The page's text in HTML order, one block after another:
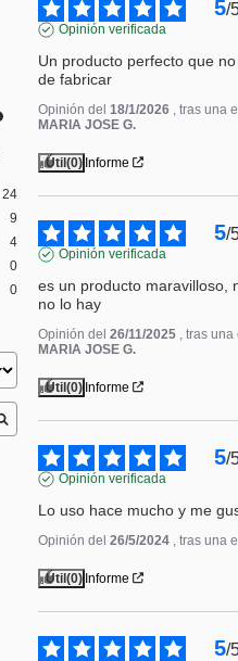
24
9
4
0
0
5/
Opinión verificada
Un producto perfecto que
de fabricar
Opinión del 18/1/2026
, tras una
MARIA JOSE G.
Útil(0) Informe
5/
Opinión verificada
es un producto maravilloso,
no lo hay
Opinión del26/11/2025
, tras
MARIA JOSE G.
Útil(0) Informe
5/
Opinión verificada
Lo uso hace mucho y me
Opinión del26/5/2024 , tras una
Útil(0) Informe
5/